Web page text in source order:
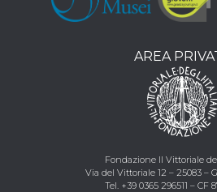
AREA
Fondazione Il Vittoriale
Via del Vittoriale 12 – 25083 –
Tel. +39 0365 296511 – CF